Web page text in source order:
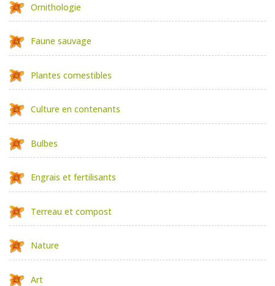
Ornithologie
Faune sauvage
Plantes comestibles
Culture en contenants
Bulbes
Engrais et fertilisants
Terreau et compost
Nature
Art